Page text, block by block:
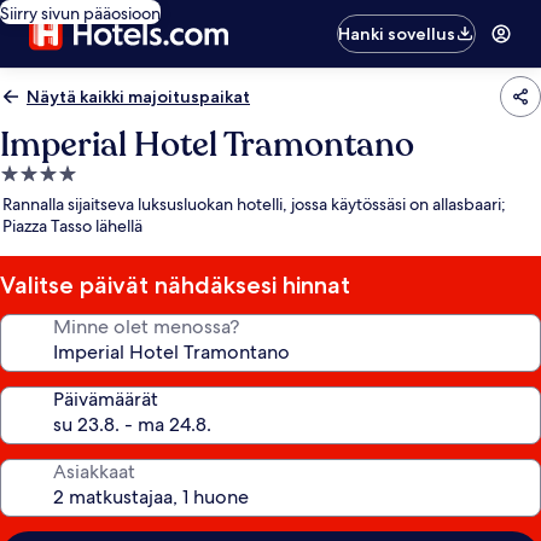
Siirry sivun pääosioon
Hanki sovellus
Näytä kaikki majoituspaikat
Imperial Hotel Tramontano
4.0
tähden
majoituspaikka
Rannalla sijaitseva luksusluokan hotelli, jossa käytössäsi on allasbaari;
Piazza Tasso lähellä
Valitse päivät nähdäksesi hinnat
Minne olet menossa?
Päivämäärät
Asiakkaat